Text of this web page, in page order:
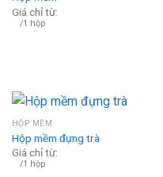
Giá chỉ từ:
/1 hộp
HỘP MỀM
Hộp mềm đựng trà
Giá chỉ từ:
/1 hộp